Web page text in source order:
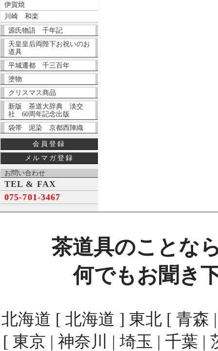
伊賀焼
川崎 和楽
源氏物語 千年記
天皇皇后両陛下お祝いのお
道具
平城遷都 千三百年
塗物
クリスマス商品
新版 茶道大辞典 淡交
社 60周年記念出版
袋帯 泥染 京都西陣織
会員登録
メルマガ登録
お問い合わせ
TEL & FAX
075-701-3467
茶道具のことな
何でもお聞き
北海道 [ 北海道 ] 東北 [ 青森
[ 東京 | 神奈川 | 埼玉 | 千葉 |